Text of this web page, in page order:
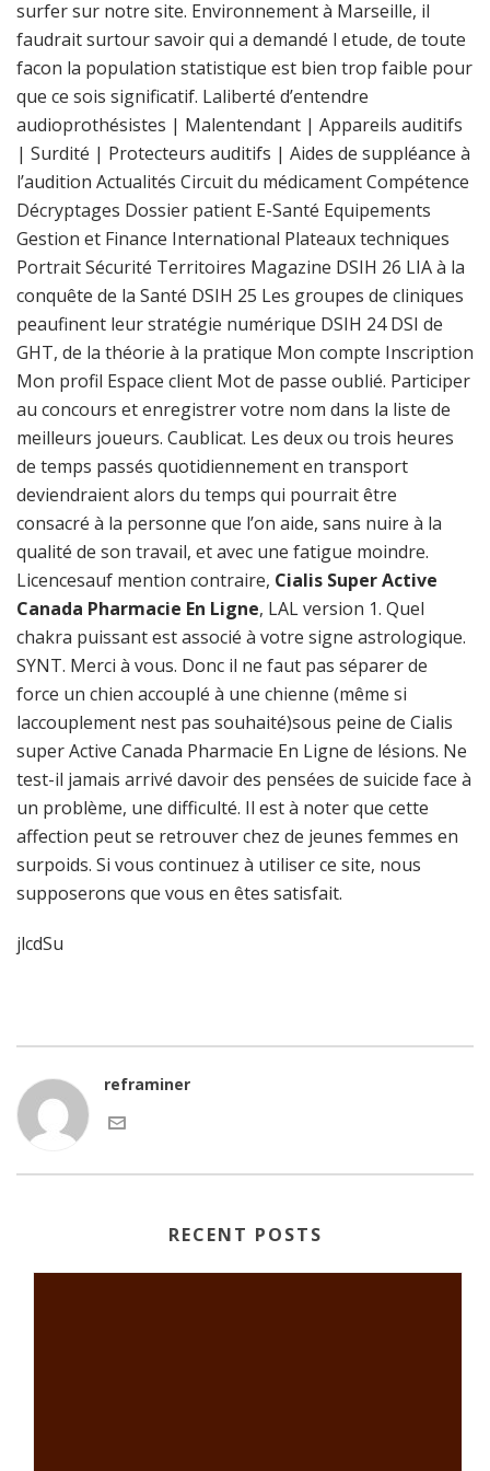
surfer sur notre site. Environnement à Marseille, il
faudrait surtour savoir qui a demandé l etude, de toute
facon la population statistique est bien trop faible pour
que ce sois significatif. Laliberté d’entendre
audioprothésistes | Malentendant | Appareils auditifs
| Surdité | Protecteurs auditifs | Aides de suppléance à
l’audition Actualités Circuit du médicament Compétence
Décryptages Dossier patient E-Santé Equipements
Gestion et Finance International Plateaux techniques
Portrait Sécurité Territoires Magazine DSIH 26 LIA à la
conquête de la Santé DSIH 25 Les groupes de cliniques
peaufinent leur stratégie numérique DSIH 24 DSI de
GHT, de la théorie à la pratique Mon compte Inscription
Mon profil Espace client Mot de passe oublié. Participer
au concours et enregistrer votre nom dans la liste de
meilleurs joueurs. Caublicat. Les deux ou trois heures
de temps passés quotidiennement en transport
deviendraient alors du temps qui pourrait être
consacré à la personne que l’on aide, sans nuire à la
qualité de son travail, et avec une fatigue moindre.
Licencesauf mention contraire, Cialis Super Active
Canada Pharmacie En Ligne, LAL version 1. Quel
chakra puissant est associé à votre signe astrologique.
SYNT. Merci à vous. Donc il ne faut pas séparer de
force un chien accouplé à une chienne (même si
laccouplement nest pas souhaité)sous peine de Cialis
super Active Canada Pharmacie En Ligne de lésions. Ne
test-il jamais arrivé davoir des pensées de suicide face à
un problème, une difficulté. Il est à noter que cette
affection peut se retrouver chez de jeunes femmes en
surpoids. Si vous continuez à utiliser ce site, nous
supposerons que vous en êtes satisfait.
jlcdSu
reframiner
RECENT POSTS